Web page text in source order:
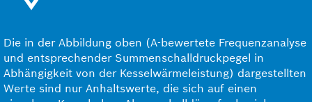
Die in der Abbildung oben (A-bewertete Frequenzanalyse
und entsprechender Summenschall­druckpegel in
Abhängigkeit von der Kesselwärmeleistung) dargestellten
Werte sind nur Anhaltswerte, die sich auf einen